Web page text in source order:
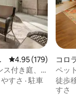
価レビュー179件、5
4.95 (179)
付き庭、
ンのバンガ
すさ · 駐車
コロ
軒家
ペッ
の景
徒歩
すさ